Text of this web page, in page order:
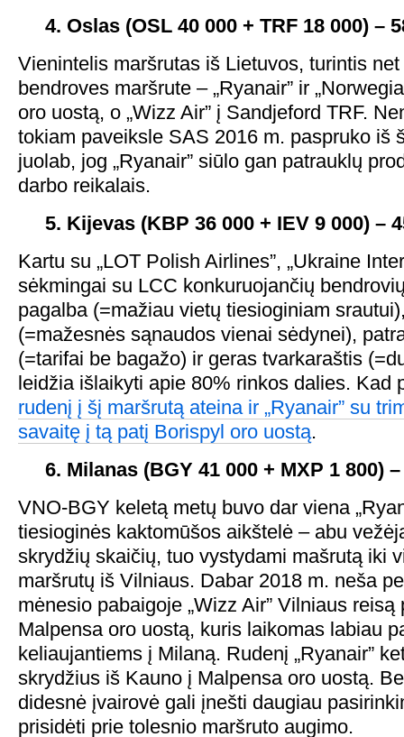
4. Oslas (OSL 40 000 + TRF 18 000) –
Vienintelis maršrutas iš Lietuvos, turintis
bendroves maršrute – „Ryanair” ir
oro uostą, o „Wizz Air” į Sandjeford TRF.
tokiam paveiksle SAS 2016 m. paspruko iš
juolab, jog „Ryanair” siūlo gan patrauklų
darbo reikalais.
5. Kijevas (KBP 36 000 + IEV 9 000) –
Kartu su „LOT Polish Airlines”, „Ukraine
sėkmingai su LCC konkuruojančių
pagalba (=mažiau vietų tiesioginiam
(=mažesnės sąnaudos vienai sėdynei),
(=tarifai be bagažo) ir geras tvarkaraštis
leidžia išlaikyti apie 80% rinkos dalies. Kad
rudenį į šį maršrutą ateina ir „Ryanair” su
savaitę į tą patį Borispyl oro uostą.
6. Milanas (BGY 41 000 + MXP 1 800)
VNO-BGY keletą metų buvo dar viena
tiesioginės kaktomūšos aikštelė – abu
skrydžių skaičių, tuo vystydami mašrutą iki
maršrutų iš Vilniaus. Dabar 2018 m. neša
mėnesio pabaigoje „Wizz Air” Vilniaus
Malpensa oro uostą, kuris laikomas labiau
keliaujantiems į Milaną. Rudenį „Ryanair”
skrydžius iš Kauno į Malpensa oro uostą.
didesnė įvairovė gali įnešti daugiau
prisidėti prie tolesnio maršruto augimo.